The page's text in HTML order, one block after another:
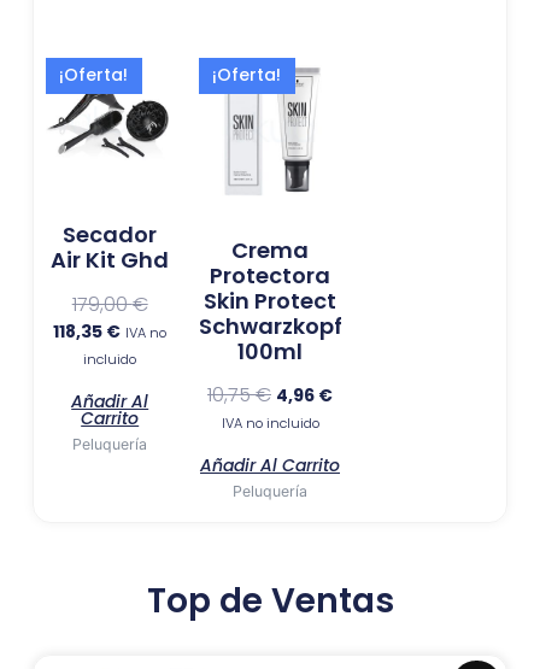
¡Oferta!
Secador
Air Kit Ghd
179,00€
precio
original
era:
118,35 €
El
precio
actual
es:
IVA no
incluido
Añadir Al
Carrito
Peluquería
¡Oferta!
Crema
Protectora
Skin Protect
Schwarzkopf
100ml
10,75€
El
precio
original
era:
10,75 €.
4,96 €
IVA no incluido
Añadir Al Carrito
Peluquería
Top de Ventas